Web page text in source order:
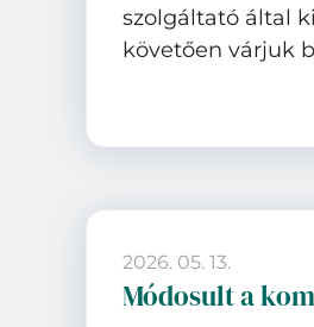
szolgáltató által
követően várjuk
2026. 05. 13.
Módosult a